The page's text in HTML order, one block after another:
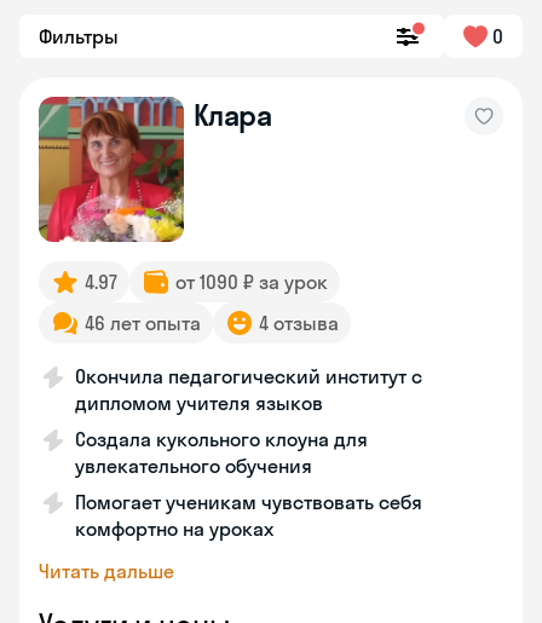
Фильтры 0
Клара
4.97
от 1090 ₽ за урок
46 лет опыта
4 отзыва
Окончила педагогический институт с
дипломом учителя языков
Создала кукольного клоуна для
увлекательного обучения
Помогает ученикам чувствовать себя
комфортно на уроках
Читать дальше